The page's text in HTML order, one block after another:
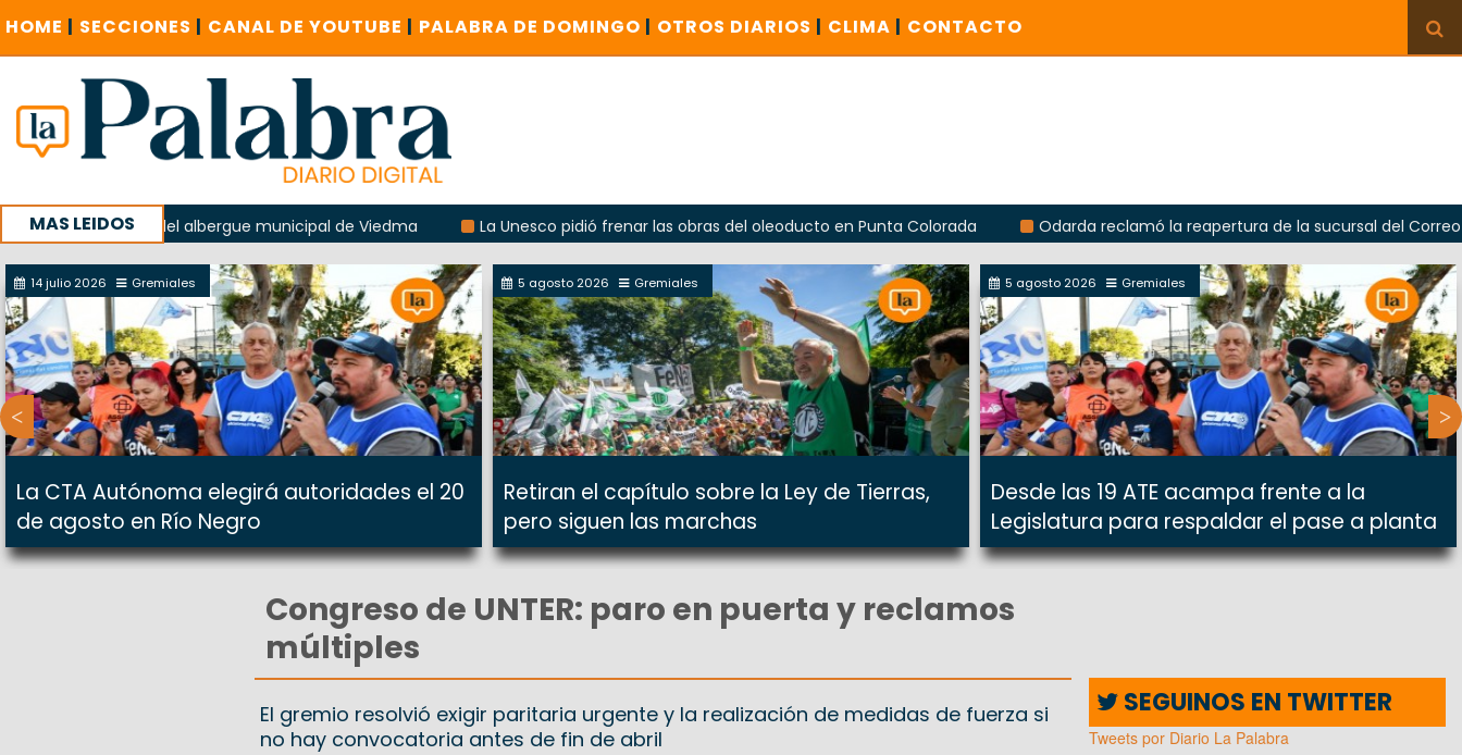
HOME | SECCIONES | CANAL DE YOUTUBE | PALABRA DE DOMINGO | OTROS DIARIOS | CLIMA | CONTACTO
MAS LEIDOS
del albergue municipal de Viedma La Unesco pidió frenar las obras del oleoducto en Punta Colorada
Odarda reclamó la reapertura de la sucursal del Correo Argentino
con un encuentro provincial en Roca
14 julio 2026 Gremiales
La CTA Autónoma elegirá autoridades el 20
de agosto en Río Negro
5 agosto 2026 Gremiales
Retiran el capítulo sobre la Ley de Tierras,
pero siguen las marchas
5 agosto 2026 Gremiales
Desde las 19 ATE acampa frente a la
Legislatura para respaldar el pase a planta
Congreso de UNTER: paro en puerta y reclamos
múltiples
El gremio resolvió exigir paritaria urgente y la realización de medidas de fuerza si
no hay convocatoria antes de fin de abril
SEGUINOS EN TWITTER
Tweets por Diario La Palabra